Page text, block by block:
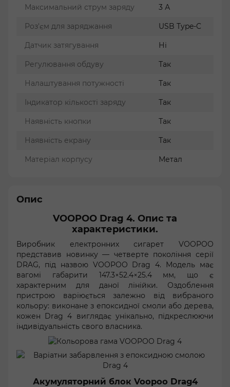
Максимальний струм заряду 3 А
Роз'єм для заряджання USB Type-C
Датчик затягування Ні
Регулювання обдуву Так
Налаштування потужності Так
Індикатор кількості заряду Так
Наявність кнопки Так
Наявність екрану Так
Матеріал корпусу Метал
Опис
VOOPOO Drag 4. Опис та
характеристики.
Виробник електронних сигарет VOOPOO
представив новинку — четверте покоління серії
DRAG, під назвою VOOPOO Drag 4. Модель має
вагомі габарити 147.3×52.4×25.4 мм, що є
характерним для даної лінійки. Оздоблення
пристрою варіюється залежно від вибраного
кольору: виконане з епоксидної смоли або дерева,
кожен Drag 4 виглядає унікально, підкреслюючи
індивідуальність свого власника.
Акумуляторний блок Voopoo Drag4